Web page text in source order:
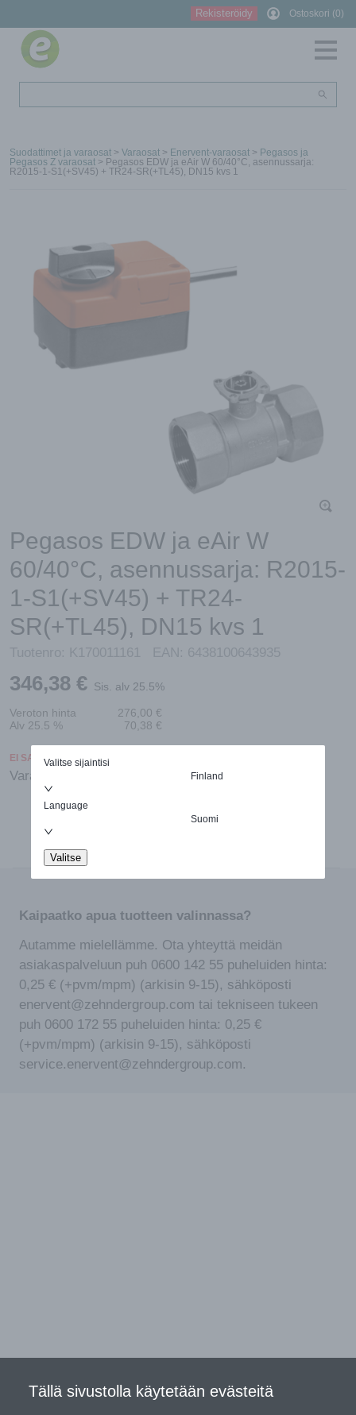
Valitse sijaintisi
Finland
Language
Suomi
Valitse
Rekisteröidy Ostoskori (0)
Suodattimet ja varaosat > Varaosat > Enervent-varaosat > Pegasos ja
Pegasos Z varaosat > Pegasos EDW ja eAir W 60/40°C, asennussarja:
R2015-1-S1(+SV45) + TR24-SR(+TL45), DN15 kvs 1
Pegasos EDW ja eAir W
60/40°C, asennussarja: R2015-
1-S1(+SV45) + TR24-
SR(+TL45), DN15 kvs 1
Tuotenro: K170011161 EAN: 6438100643935
346,38 € Sis. alv 25.5%
Veroton hinta 276,00 €
Alv 25.5 %
70,38 €
EI SAATAVILLA
Varasto loppu
Kaipaatko apua tuotteen valinnassa?
Autamme mielellämme. Ota yhteyttä meidän
asiakaspalveluun puh 0600 142 55 puheluiden hinta:
0,25 € (+pvm/mpm) (arkisin 9-15), sähköposti
enervent@zehndergroup.com tai tekniseen tukeen
puh 0600 172 55 puheluiden hinta: 0,25 €
(+pvm/mpm) (arkisin 9-15), sähköposti
service.enervent@zehndergroup.com.
Tällä sivustolla käytetään evästeitä